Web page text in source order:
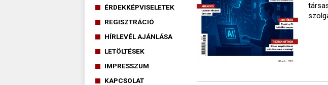
ÉRDEKKÉPVISELETEK
REGISZTRÁCIÓ
HÍRLEVÉL AJÁNLÁSA
LETÖLTÉSEK
IMPRESSZUM
KAPCSOLAT